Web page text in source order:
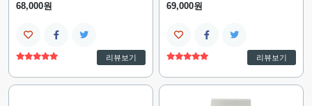
68,000원
리뷰보기
69,000원
리뷰보기